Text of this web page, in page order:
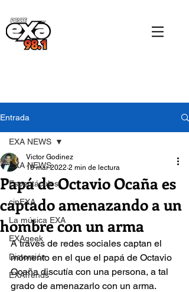
Entrada
EXA NEWS
Espectáculos
cinEXA
La música EXA
EXAgeek
Distorsión
EXATrends
EXA NEWS
Papá de Octavio Ocaña es
captado amenazando a un
hombre con un arma
Victor Godinez
10 mar 2022 2 min de lectura
A través de redes sociales captan el
momento en el que el papá de Octavio
Ocaña discutía con una persona, a tal
grado de amenazarlo con un arma.